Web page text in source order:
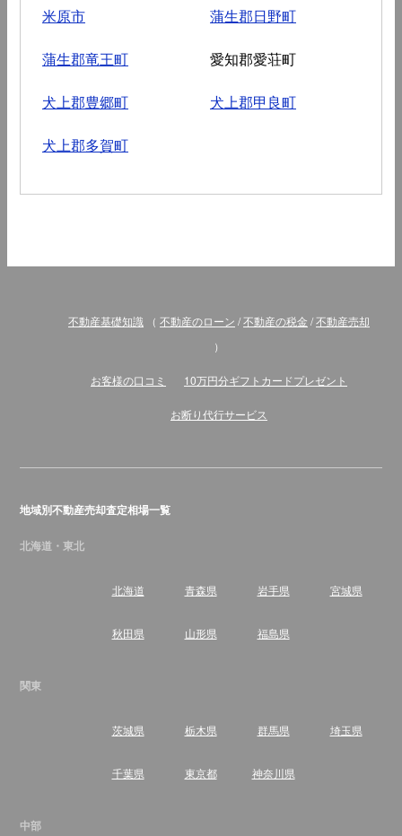
米原市 蒲生郡日野町
蒲生郡竜王町 愛知郡愛荘町
犬上郡豊郷町 犬上郡甲良町
犬上郡多賀町
不動産基礎知識 （ 不動産のローン /不動産の税金 /不動産売却
）
お客様の口コミ 10万円分ギフトカードプレゼント
お断り代行サービス
地域別不動産売却査定相場一覧
北海道・東北
北海道 青森県 岩手県 宮城県
秋田県 山形県 福島県
関東
茨城県 栃木県 群馬県 埼玉県
千葉県 東京都 神奈川県
中部